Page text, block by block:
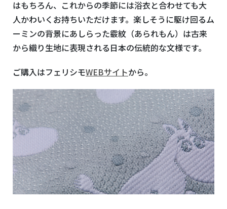
はもちろん、これからの季節には浴衣と合わせても大
人かわいくお持ちいただけます。楽しそうに駆け回るム
ーミンの背景にあしらった霰紋（あられもん）は古来
から織り生地に表現される日本の伝統的な文様です。
ご購入はフェリシモWEBサイトから。